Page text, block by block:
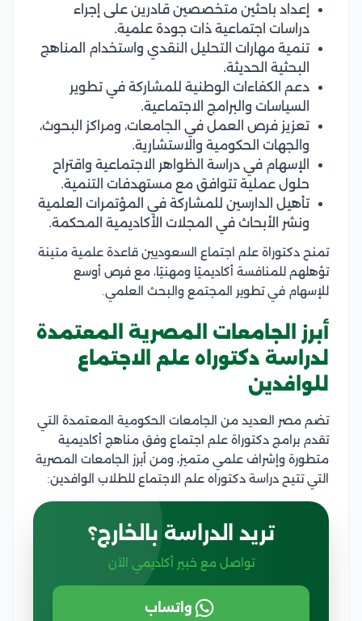
إعداد باحثين متخصصين قادرين على إجراء
دراسات اجتماعية ذات جودة علمية.
تنمية مهارات التحليل النقدي واستخدام المناهج
البحثية الحديثة.
دعم الكفاءات الوطنية للمشاركة في تطوير
السياسات والبرامج الاجتماعية.
تعزيز فرص العمل في الجامعات، ومراكز البحوث،
والجهات الحكومية والاستشارية.
الإسهام في دراسة الظواهر الاجتماعية واقتراح
حلول عملية تتوافق مع مستهدفات التنمية.
تأهيل الدارسين للمشاركة في المؤتمرات العلمية
ونشر الأبحاث في المجلات الأكاديمية المحكمة.
تمنح دكتوراة علم اجتماع السعوديين قاعدة علمية متينة
تؤهلهم للمنافسة أكاديميًا ومهنيًا، مع فرص أوسع
للإسهام في تطوير المجتمع والبحث العلمي.
أبرز الجامعات المصرية المعتمدة
لدراسة دكتوراه علم الاجتماع
للوافدين
تضم مصر العديد من الجامعات الحكومية المعتمدة التي
تقدم برامج دكتوراة علم اجتماع وفق مناهج أكاديمية
متطورة وإشراف علمي متميز، ومن أبرز الجامعات المصرية
التي تتيح دراسة دكتوراه علم الاجتماع للطلاب الوافدين:
تريد الدراسة بالخارج؟
تواصل مع خبير أكاديمي الآن
واتساب